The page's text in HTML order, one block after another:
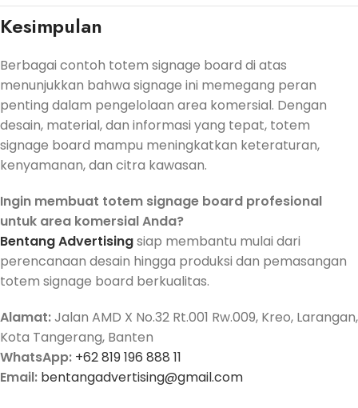
Kesimpulan
Berbagai contoh totem signage board di atas
menunjukkan bahwa signage ini memegang peran
penting dalam pengelolaan area komersial. Dengan
desain, material, dan informasi yang tepat, totem
signage board mampu meningkatkan keteraturan,
kenyamanan, dan citra kawasan.
Ingin membuat totem signage board profesional
untuk area komersial Anda?
Bentang Advertisingsiap membantu mulai dari
perencanaan desain hingga produksi dan pemasangan
totem signage board berkualitas.
Alamat:Jalan AMD X No.32 Rt.001 Rw.009, Kreo, Larangan,
Kota Tangerang, Banten
WhatsApp: +62 819 196 888 11
Email: bentangadvertising@gmail.com